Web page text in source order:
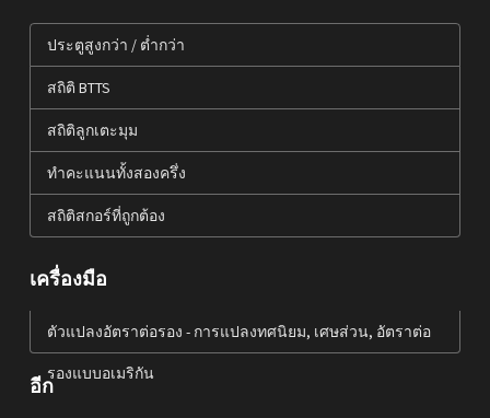
ประตูสูงกว่า / ต่ำกว่า
สถิติ BTTS
สถิติลูกเตะมุม
ทำคะแนนทั้งสองครึ่ง
สถิติสกอร์ที่ถูกต้อง
เครื่องมือ
ตัวแปลงอัตราต่อรอง - การแปลงทศนิยม, เศษส่วน, อัตราต่อ
รองแบบอเมริกัน
อีก